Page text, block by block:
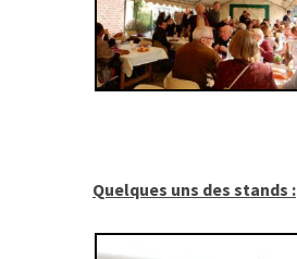
Quelques uns des stands :